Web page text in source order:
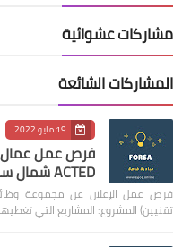
مشاركات عشوائية
المشاركات الشائعة
19 مايو 2022
فرص عمل عمال
ACTED شمال سوريا
فرص عمل الإعلان عن مجموعة
تقنيين) المشروع: المشاريع التي